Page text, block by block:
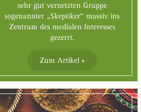
sehr gut vernetzten Gruppe
sogenannter „Skeptiker“ massiv ins
Zentrum des medialen Interesses
gezerrt.
Zum Artikel »